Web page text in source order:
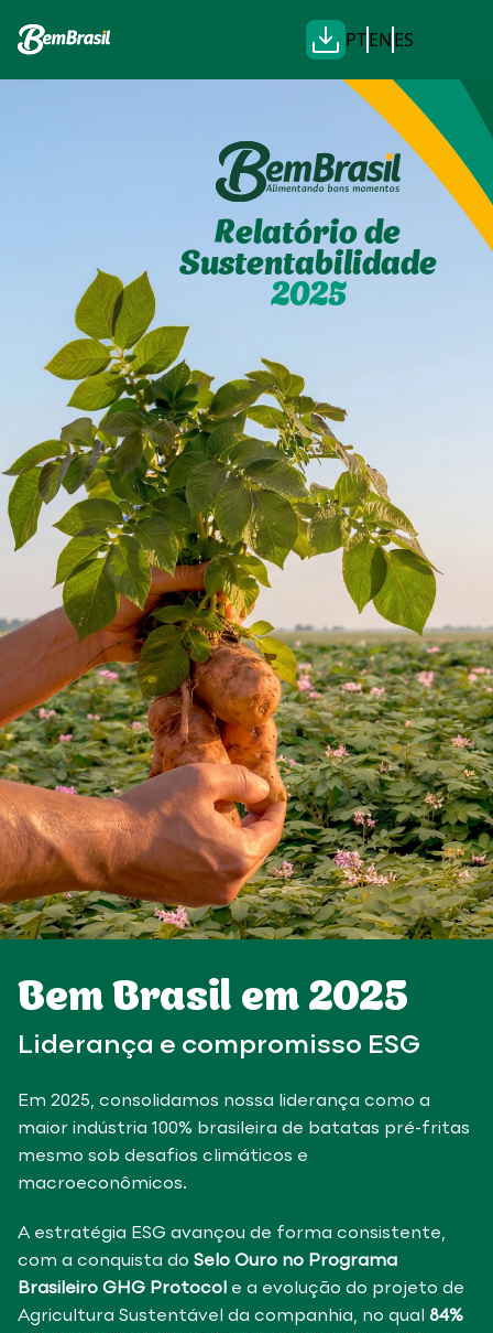
PTENES
Relatório de
Sustentabilidade
2025
Bem Brasil em 2025
Liderança e compromisso ESG
Em 2025, consolidamos nossa liderança como a
maior indústria 100% brasileira de batatas pré-fritas
mesmo sob desafios climáticos e
macroeconômicos.
A estratégia ESG avançou de forma consistente,
com a conquista do Selo Ouro no Programa
Brasileiro GHG Protocol e a evolução do projeto de
Agricultura Sustentável da companhia, no qual 84%